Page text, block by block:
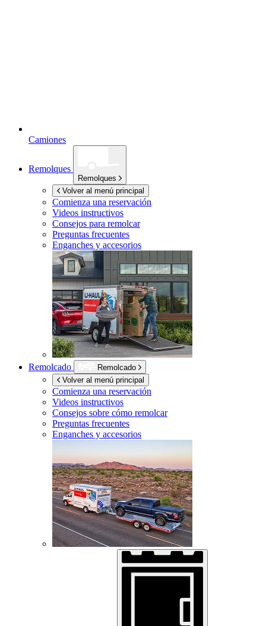
Camiones
Remolques
Remolques
Volver al menú principal
Comienza una reservación
Videos instructivos
Consejos para remolcar
Preguntas frecuentes
Enganches y accesorios
Remolcado
Remolcado
Volver al menú principal
Comienza una reservación
Videos instructivos
Consejos sobre cómo remolcar
Preguntas frecuentes
Enganches y accesorios